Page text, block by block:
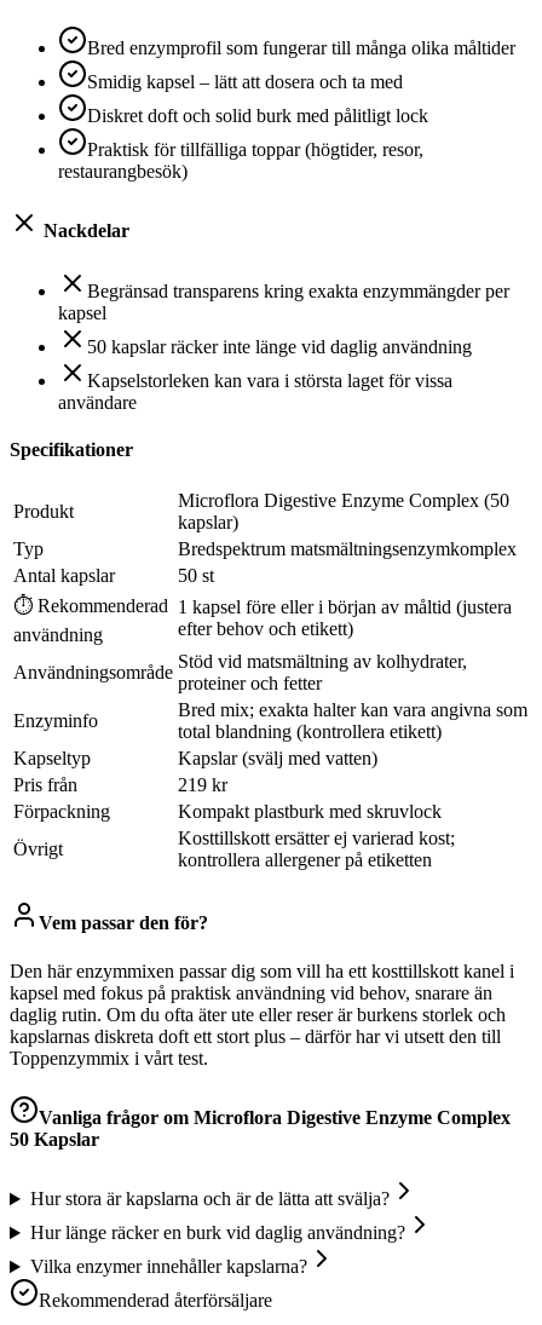
Bred enzymprofil som fungerar till många olika måltider
Smidig kapsel – lätt att dosera och ta med
Diskret doft och solid burk med pålitligt lock
Praktisk för tillfälliga toppar (högtider, resor,
restaurangbesök)
Nackdelar
Begränsad transparens kring exakta enzymmängder per
kapsel
50 kapslar räcker inte länge vid daglig användning
Kapselstorleken kan vara i största laget för vissa
användare
Specifikationer
Produkt
Microflora Digestive Enzyme Complex (50
kapslar)
Typ
Bredspektrum matsmältningsenzymkomplex
Antal kapslar
50 st
⏱ Rekommenderad
användning
1 kapsel före eller i början av måltid (justera
efter behov och etikett)
Användningsområde
Stöd vid matsmältning av kolhydrater,
proteiner och fetter
Enzyminfo
Bred mix; exakta halter kan vara angivna som
total blandning (kontrollera etikett)
Kapseltyp
Kapslar (svälj med vatten)
Pris från
219 kr
Förpackning
Kompakt plastburk med skruvlock
Övrigt
Kosttillskott ersätter ej varierad kost;
kontrollera allergener på etiketten
Vem passar den för?
Den här enzymmixen passar dig som vill ha ett kosttillskott kanel i
kapsel med fokus på praktisk användning vid behov, snarare än
daglig rutin. Om du ofta äter ute eller reser är burkens storlek och
kapslarnas diskreta doft ett stort plus – därför har vi utsett den till
Toppenzymmix i vårt test.
Vanliga frågor om Microflora Digestive Enzyme Complex
50 Kapslar
Hur stora är kapslarna och är de lätta att svälja?
Hur länge räcker en burk vid daglig användning?
Vilka enzymer innehåller kapslarna?
Rekommenderad återförsäljare